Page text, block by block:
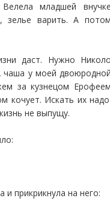
младшей
зелье варить. А
даст. Нужно
чаша у моей
за кузнецом
кочует. Искать их
не выпущу.
и прикрикнула на него: